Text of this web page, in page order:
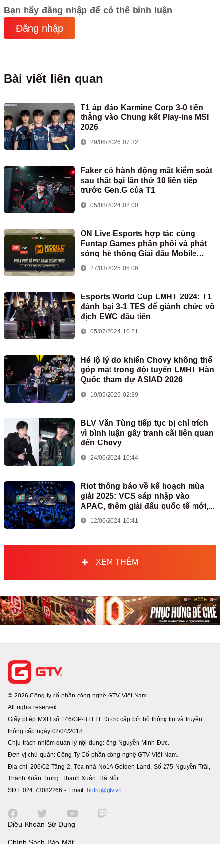
Bạn hãy đăng nhập để có thể bình luận
Đăng nhập
Bài viết liên quan
T1 áp đảo Karmine Corp 3-0 tiến
thẳng vào Chung kết Play-ins MSI
2026
29/06/2026 07:32
Faker có hành động mất kiểm soát
sau thất bại lần thứ 10 liên tiếp
trước Gen.G của T1
05/08/2024 02:00
ON Live Esports hợp tác cùng
Funtap Games phân phối và phát
sóng hệ thống Giải đấu Mobile
Legends: Bang Bang tại Việt Nam
27/03/2025 05:06
Esports World Cup LMHT 2024: T1
đánh bại 3-1 TES để giành chức vô
địch EWC đầu tiên
05/07/2024 10:21
Hé lộ lý do khiến Chovy không thể
góp mặt trong đội tuyển LMHT Hàn
Quốc tham dự ASIAD 2026
19/05/2026 02:39
BLV Văn Tùng tiếp tục bị chỉ trích
vì bình luận gây tranh cãi liên quan
đến Chovy
24/06/2024 10:44
Riot thông báo về kế hoạch mùa
giải 2025: VCS sáp nhập vào
APAC, thêm giải đấu quốc tế mới,...
12/06/2024 10:41
XEM THÊM
© 2026 Công ty cổ phần công nghệ GTV Việt Nam.
All rights reserved.
Giấy phép MXH số 146/GP-BTTTT Được cấp bởi bộ thông tin và truyền
thông cấp ngày 02/04/2018.
Chịu trách nhiệm quản lý nội dung: ông Nguyễn Minh Đức.
Đơn vị chủ quản: Công Ty Cổ phần công nghệ GTV Việt Nam.
Địa chỉ: 206/02 Tầng 2, Tòa nhà No1A Golden Land, Số 275 Nguyễn Trãi,
Thanh Xuân Trung. Thanh Xuân. Hà Nội
SĐT: 024 73082266 - Email: hotro@gtv.vn
Điều Khoản Sử Dụng
Chính Sách Bảo Mật